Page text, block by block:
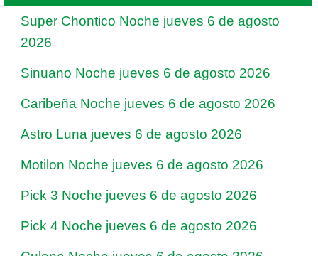
Super Chontico Noche jueves 6 de agosto
2026
Sinuano Noche jueves 6 de agosto 2026
Caribeña Noche jueves 6 de agosto 2026
Astro Luna jueves 6 de agosto 2026
Motilon Noche jueves 6 de agosto 2026
Pick 3 Noche jueves 6 de agosto 2026
Pick 4 Noche jueves 6 de agosto 2026